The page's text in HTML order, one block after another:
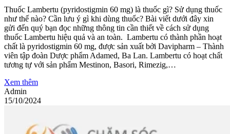
Thuốc Lambertu (pyridostigmin 60 mg) là thuốc gì? Sử dụng thuốc
như thế nào? Cần lưu ý gì khi dùng thuốc? Bài viết dưới đây xin
gửi đến quý bạn đọc những thông tin cần thiết về cách sử dụng
thuốc Lambertu hiệu quả và an toàn. Lambertu có thành phần hoạt
chất là pyridostigmin 60 mg, được sản xuất bởi Davipharm – Thành
viên tập đoàn Dược phẩm Adamed, Ba Lan. Lambertu có hoạt chất
tương tự với sản phẩm Mestinon, Basori, Rimezig,…
Xem thêm
Admin
15/10/2024